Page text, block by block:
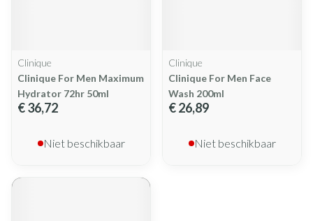
Clinique
Clinique For Men Maximum
Hydrator 72hr 50ml
€ 36,72
Niet beschikbaar
Clinique
Clinique For Men Face
Wash 200ml
€ 26,89
Niet beschikbaar